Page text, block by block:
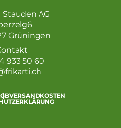
Stauden AG
Grüningen
933 50 60
VERSANDKOSTEN